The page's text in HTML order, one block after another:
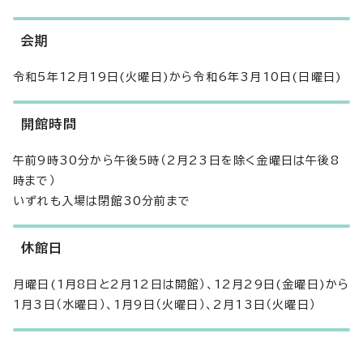
会期
令和5年12月19日(火曜日)から令和6年3月10日(日曜日)
開館時間
午前9時30分から午後5時（2月23日を除く金曜日は午後8
時まで）
いずれも入場は閉館30分前まで
休館日
月曜日(1月8日と2月12日は開館）、12月29日(金曜日)から
1月3日（水曜日）、1月9日（火曜日）、2月13日（火曜日）